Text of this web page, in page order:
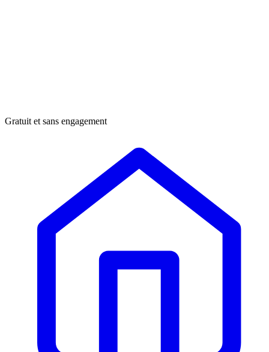
Gratuit et sans engagement